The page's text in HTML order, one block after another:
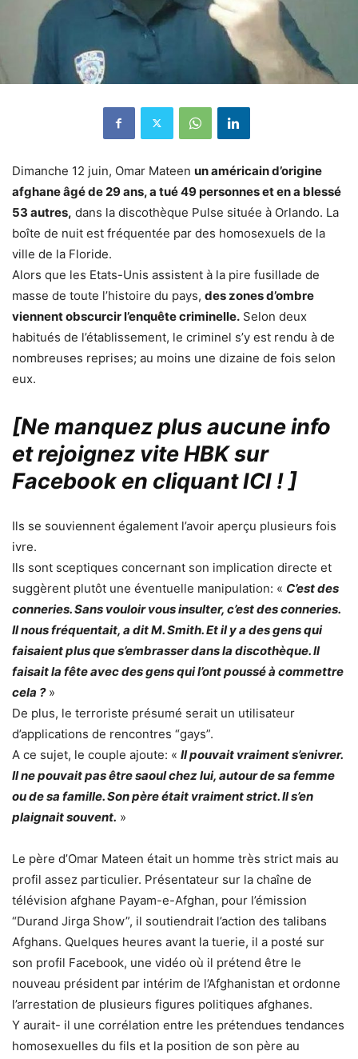
Dimanche 12 juin, Omar Mateen un américain d’origine
afghane âgé de 29 ans, a tué 49 personnes et en a blessé
53 autres, dans la discothèque Pulse située à Orlando. La
boîte de nuit est fréquentée par des homosexuels de la
ville de la Floride.
Alors que les Etats-Unis assistent à la pire fusillade de
masse de toute l’histoire du pays, des zones d’ombre
viennent obscurcir l’enquête criminelle. Selon deux
habitués de l’établissement, le criminel s’y est rendu à de
nombreuses reprises; au moins une dizaine de fois selon
eux.
[Ne manquez plus aucune info
et rejoignez vite HBK sur
Facebook en cliquant ICI !]
Ils se souviennent également l’avoir aperçu plusieurs fois
ivre.
Ils sont sceptiques concernant son implication directe et
suggèrent plutôt une éventuelle manipulation: « C’est des
conneries. Sans vouloir vous insulter, c’est des conneries.
Il nous fréquentait, a dit M. Smith. Et il y a des gens qui
faisaient plus que s’embrasser dans la discothèque. Il
faisait la fête avec des gens qui l’ont poussé à commettre
cela ? »
De plus, le terroriste présumé serait un utilisateur
d’applications de rencontres “gays”.
A ce sujet, le couple ajoute: « Il pouvait vraiment s’enivrer.
Il ne pouvait pas être saoul chez lui, autour de sa femme
ou de sa famille. Son père était vraiment strict. Il s’en
plaignait souvent. »
Le père d’Omar Mateen était un homme très strict mais au
profil assez particulier. Présentateur sur la chaîne de
télévision afghane Payam-e-Afghan, pour l’émission
“Durand Jirga Show”, il soutiendrait l’action des talibans
Afghans. Quelques heures avant la tuerie, il a posté sur
son profil Facebook, une vidéo où il prétend être le
nouveau président par intérim de l’Afghanistan et ordonne
l’arrestation de plusieurs figures politiques afghanes.
Y aurait- il une corrélation entre les prétendues tendances
homosexuelles du fils et la position de son père au